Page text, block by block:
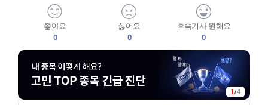
좋아요
0
싫어요
0
후속기사 원해요
0
1 /4